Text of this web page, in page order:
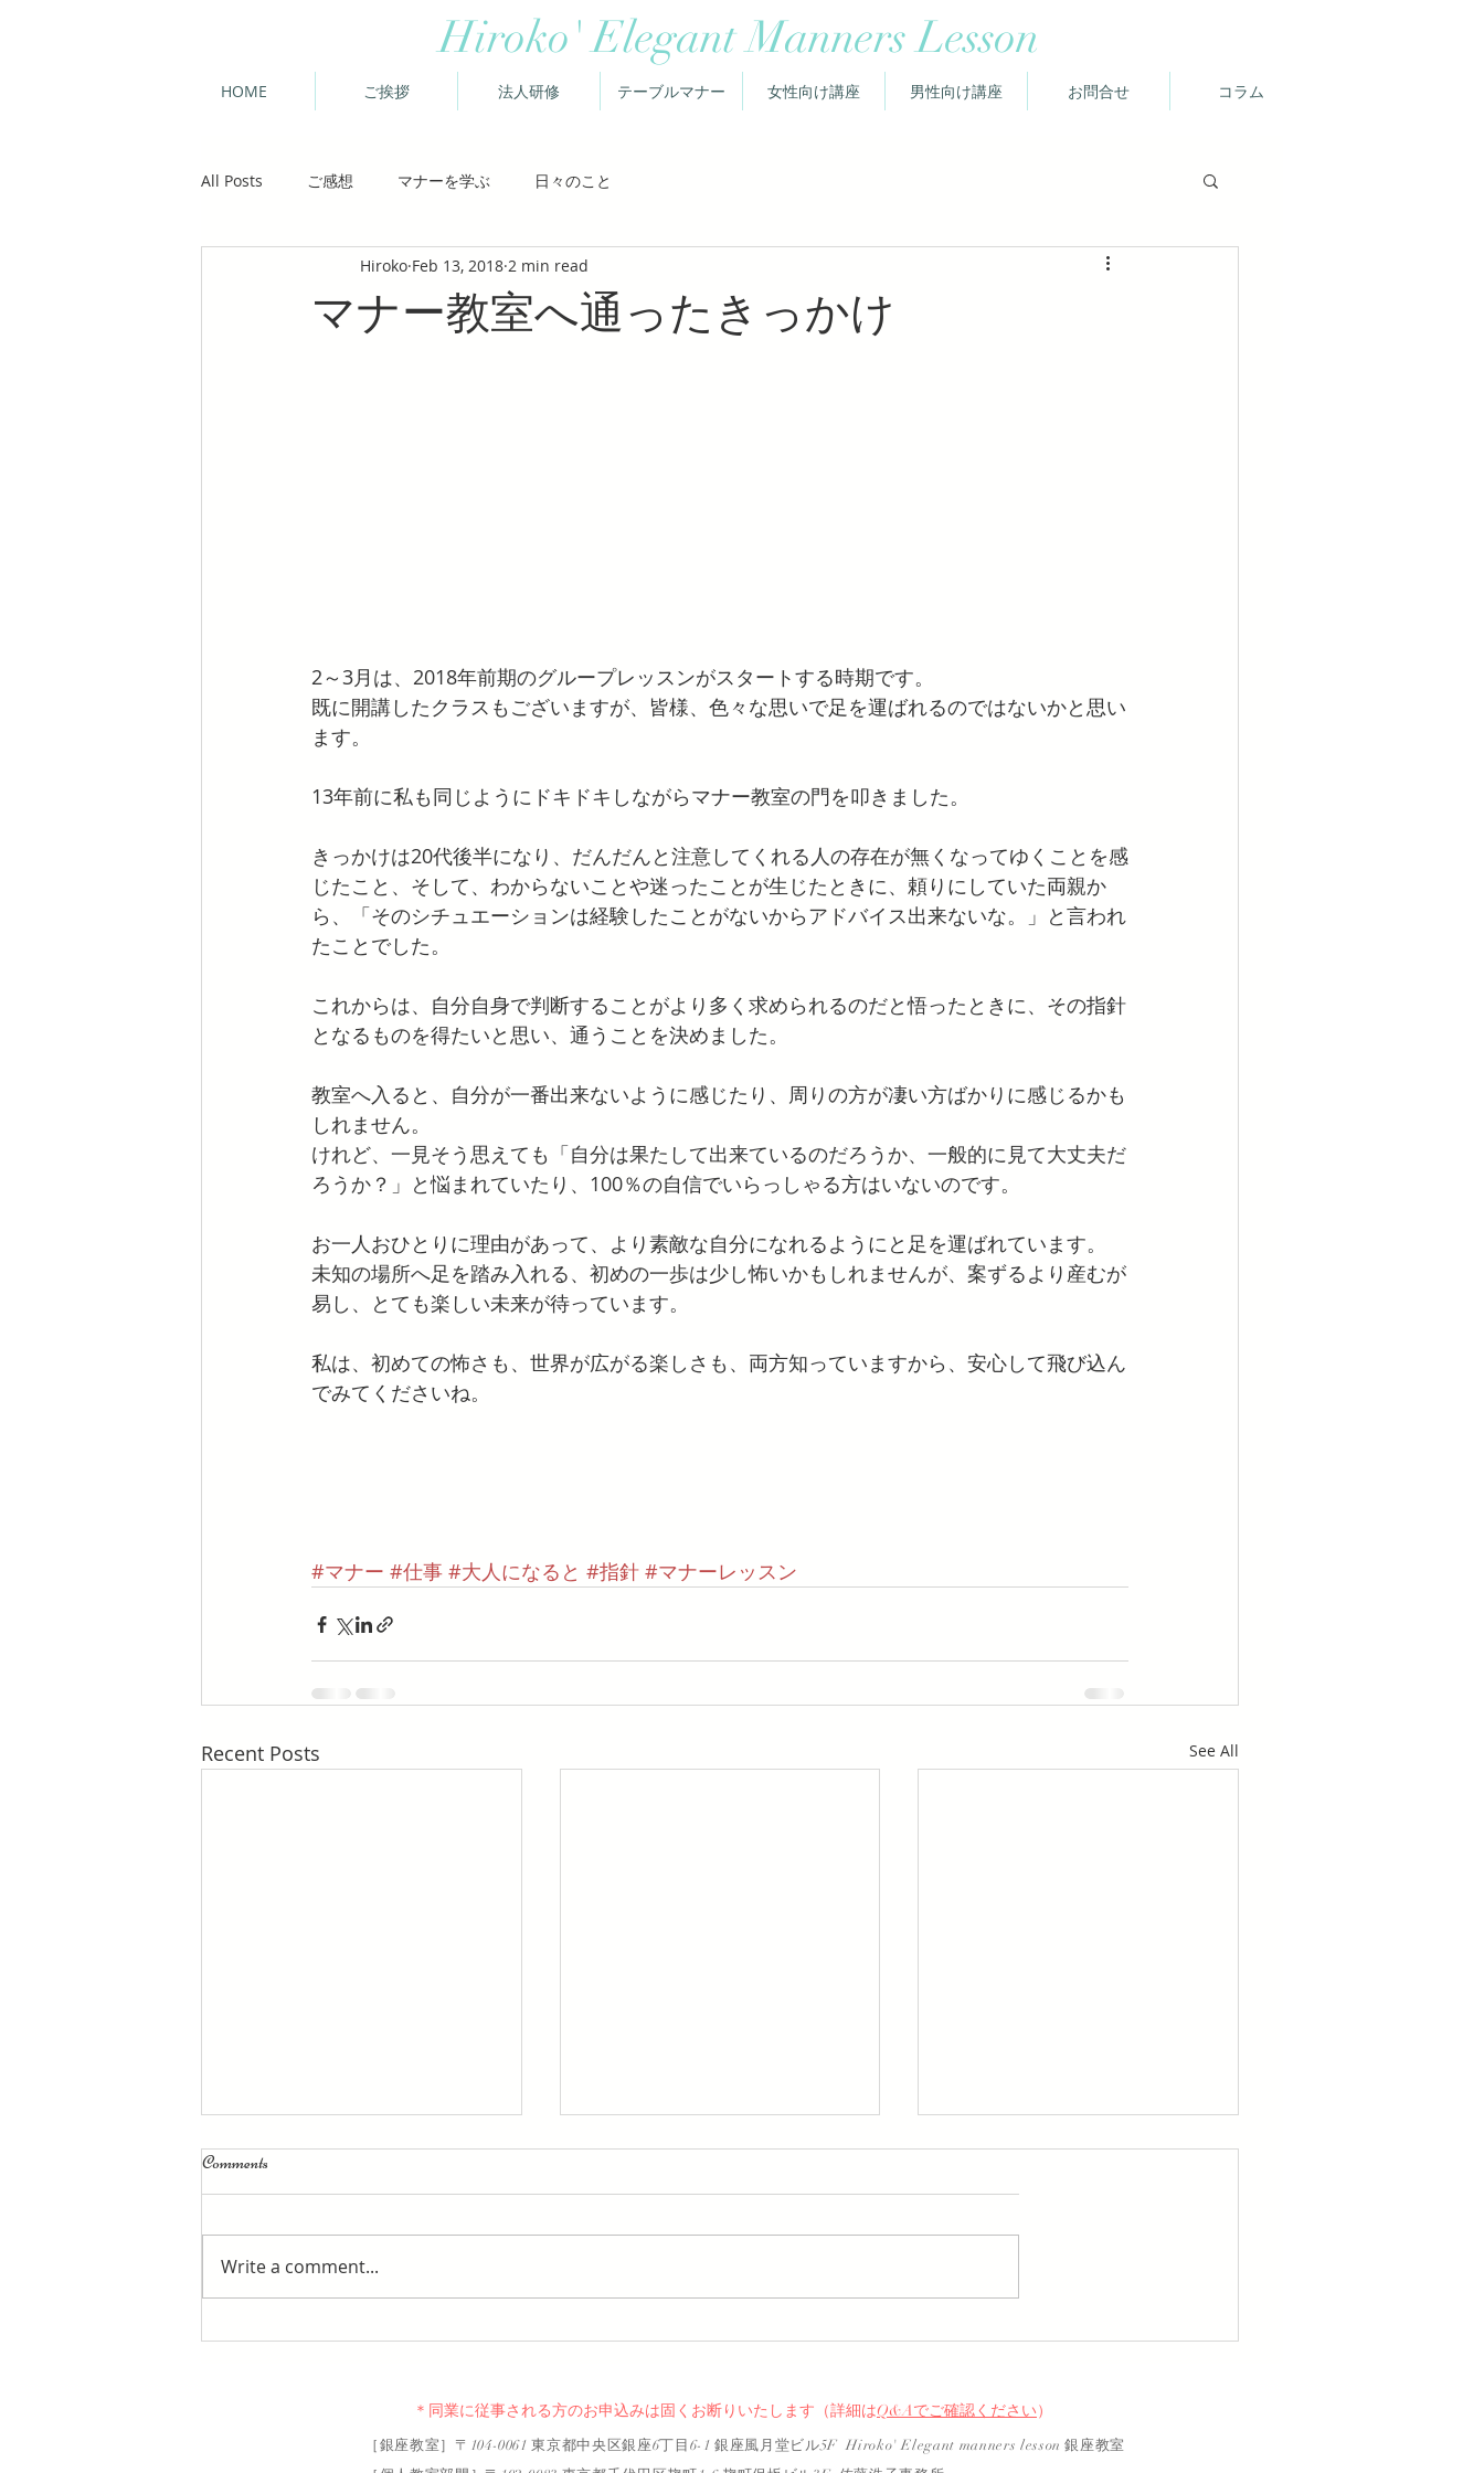
Hiroko' Elegant Manners Lesson
HOME ご挨拶 法人研修 テーブルマナー 女性向け講座 男性向け講座 お問合せ コラム
All Posts ご感想 マナーを学ぶ 日々のこと
マナー教室へ通ったきっかけ
Hiroko Feb 13, 2018 2 min read
2～3月は、2018年前期のグループレッスンがスタートする時期です。
既に開講したクラスもございますが、皆様、色々な思いで足を運ばれるのではないかと思い
ます。
13年前に私も同じようにドキドキしながらマナー教室の門を叩きました。
きっかけは20代後半になり、だんだんと注意してくれる人の存在が無くなってゆくことを感
じたこと、そして、わからないことや迷ったことが生じたときに、頼りにしていた両親か
ら、「そのシチュエーションは経験したことがないからアドバイス出来ないな。」と言われ
たことでした。
これからは、自分自身で判断することがより多く求められるのだと悟ったときに、その指針
となるものを得たいと思い、通うことを決めました。
教室へ入ると、自分が一番出来ないように感じたり、周りの方が凄い方ばかりに感じるかも
しれません。
けれど、一見そう思えても「自分は果たして出来ているのだろうか、一般的に見て大丈夫だ
ろうか？」と悩まれていたり、100％の自信でいらっしゃる方はいないのです。
お一人おひとりに理由があって、より素敵な自分になれるようにと足を運ばれています。
未知の場所へ足を踏み入れる、初めの一歩は少し怖いかもしれませんが、案ずるより産むが
易し、とても楽しい未来が待っています。
私は、初めての怖さも、世界が広がる楽しさも、両方知っていますから、安心して飛び込ん
でみてくださいね。
#マナー #仕事 #大人になると #指針 #マナーレッスン
Recent Posts See All
Comments
Write a comment...
＊同業に従事される方のお申込みは固くお断りいたします（詳細はQ&Aでご確認ください）
［銀座教室］〒104-0061 東京都中央区銀座6丁目6-1 銀座風月堂ビル5F Hiroko' Elegant manners lesson 銀座教室